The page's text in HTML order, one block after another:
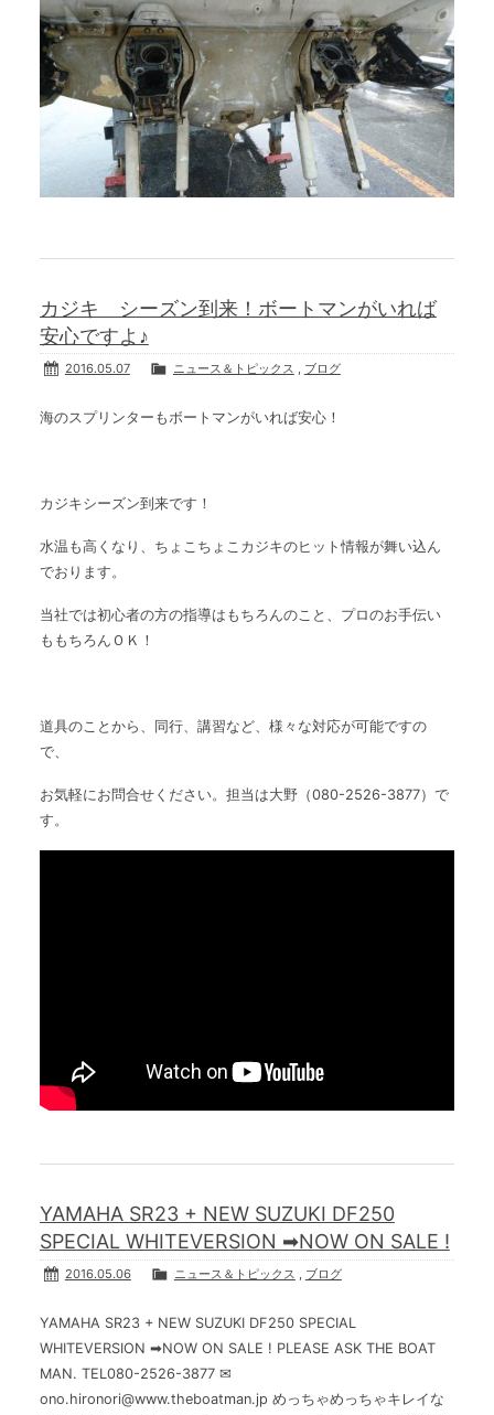
カジキ シーズン到来！ボートマンがいれば
安心ですよ♪
2016.05.07 ニュース＆トピックス , ブログ
海のスプリンターもボートマンがいれば安心！
カジキシーズン到来です！
水温も高くなり、ちょこちょこカジキのヒット情報が舞い込ん
でおります。
当社では初心者の方の指導はもちろんのこと、プロのお手伝い
ももちろんＯＫ！
道具のことから、同行、講習など、様々な対応が可能ですの
で、
お気軽にお問合せください。担当は大野（080-2526-3877）で
す。
YAMAHA SR23 + NEW SUZUKI DF250
SPECIAL WHITEVERSION ➡NOW ON SALE !
2016.05.06 ニュース＆トピックス , ブログ
YAMAHA SR23 + NEW SUZUKI DF250 SPECIAL
WHITEVERSION ➡NOW ON SALE ! PLEASE ASK THE BOAT
MAN. TEL080-2526-3877 ✉
ono.hironori@www.theboatman.jp めっちゃめっちゃキレイな